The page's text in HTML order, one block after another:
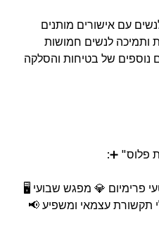
פלוס" ➕:
פרימיום 💎 מפגש שבועי 🖥️
תקשורת עצמאי ומשפיע 📢